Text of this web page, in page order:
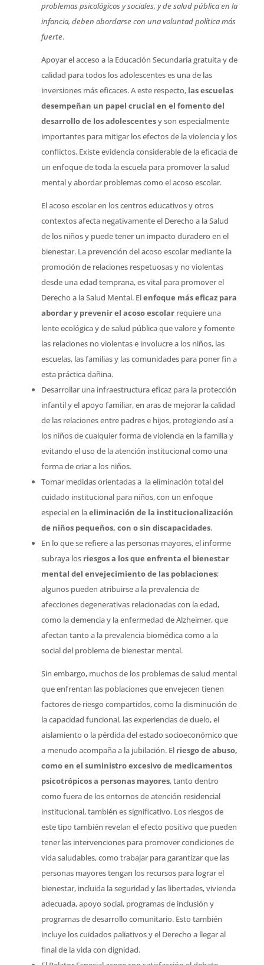
problemas psicológicos y sociales, y de salud pública en la
infancia, deben abordarse con una voluntad política más
fuerte.
Apoyar el acceso a la Educación Secundaria gratuita y de
calidad para todos los adolescentes es una de las
inversiones más eficaces. A este respecto, las escuelas
desempeñan un papel crucial en el fomento del
desarrollo de los adolescentesy son especialmente
importantes para mitigar los efectos de la violencia y los
conflictos. Existe evidencia considerable de la eficacia de
un enfoque de toda la escuela para promover la salud
mental y abordar problemas como el acoso escolar.
El acoso escolar en los centros educativos y otros
contextos afecta negativamente el Derecho a la Salud
de los niños y puede tener un impacto duradero en el
bienestar. La prevención del acoso escolar mediante la
promoción de relaciones respetuosas y no violentas
desde una edad temprana, es vital para promover el
Derecho a la Salud Mental. Elenfoque más eficaz para
abordar y prevenir el acoso escolarrequiere una
lente ecológica y de salud pública que valore y fomente
las relaciones no violentas e involucre a los niños, las
escuelas, las familias y las comunidades para poner fin a
esta práctica dañina.
Desarrollar una infraestructura eficaz para la protección
infantil y el apoyo familiar, en aras de mejorar la calidad
de las relaciones entre padres e hijos, protegiendo así a
los niños de cualquier forma de violencia en la familia y
evitando el uso de la atención institucional como una
forma de criar a los niños.
Tomar medidas orientadas a la eliminación total del
cuidado institucional para niños, con un enfoque
especial en laeliminación de la institucionalización
de niños pequeños, con o sin discapacidades.
En lo que se refiere a las personas mayores, el informe
subraya los riesgos a los que enfrenta el bienestar
mental del envejecimiento de las poblaciones;
algunos pueden atribuirse a la prevalencia de
afecciones degenerativas relacionadas con la edad,
como la demencia y la enfermedad de Alzheimer, que
afectan tanto a la prevalencia biomédica como a la
social del problema de bienestar mental.
Sin embargo, muchos de los problemas de salud mental
que enfrentan las poblaciones que envejecen tienen
factores de riesgo compartidos, como la disminución de
la capacidad funcional, las experiencias de duelo, el
aislamiento o la pérdida del estado socioeconómico que
a menudo acompaña a la jubilación. El riesgo de abuso,
como en el suministro excesivo de medicamentos
psicotrópicos a personas mayores, tanto dentro
como fuera de los entornos de atención residencial
institucional, también es significativo. Los riesgos de
este tipo también revelan el efecto positivo que pueden
tener las intervenciones para promover condiciones de
vida saludables, como trabajar para garantizar que las
personas mayores tengan los recursos para lograr el
bienestar, incluida la seguridad y las libertades, vivienda
adecuada, apoyo social, programas de inclusión y
programas de desarrollo comunitario. Esto también
incluye los cuidados paliativos y el Derecho a llegar al
final de la vida con dignidad.